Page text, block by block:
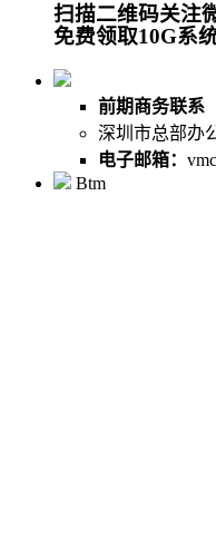
扫描二维码关注
免费领取10G系
前期商务联系
深圳市总部办
电子邮箱：
Btm